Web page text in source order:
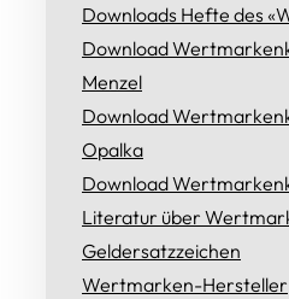
Downloads Hefte des
Download
Menzel
Download
Opalka
Download
Literatur über
Geldersatzzeichen
Wertmarken-Hersteller